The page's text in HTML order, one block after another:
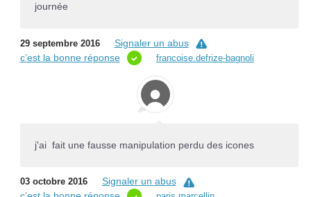
journée
29 septembre 2016
Signaler un abus
c’est la bonne réponse
francoise.defrize-bagnoli
j'ai fait une fausse manipulation perdu des icones
03 octobre 2016
Signaler un abus